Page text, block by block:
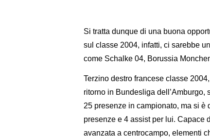
Si tratta dunque di una buona
sul classe 2004, infatti, ci sarebbe
come Schalke 04, Borussia
Terzino destro francese classe
ritorno in Bundesliga
25 presenze in campionato, ma si è
presenze e 4 assist per lui. Capace
avanzata a centrocampo, elementi